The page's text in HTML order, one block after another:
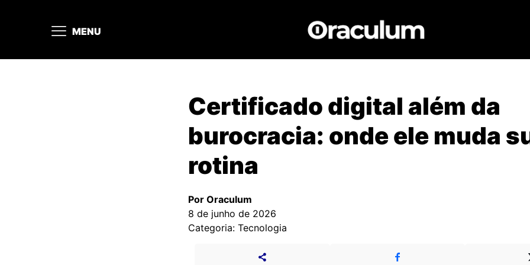
MENU
Certificado digital além da
burocracia: onde ele muda
rotina
Por Oraculum
8 de junho de 2026
Categoria: Tecnologia